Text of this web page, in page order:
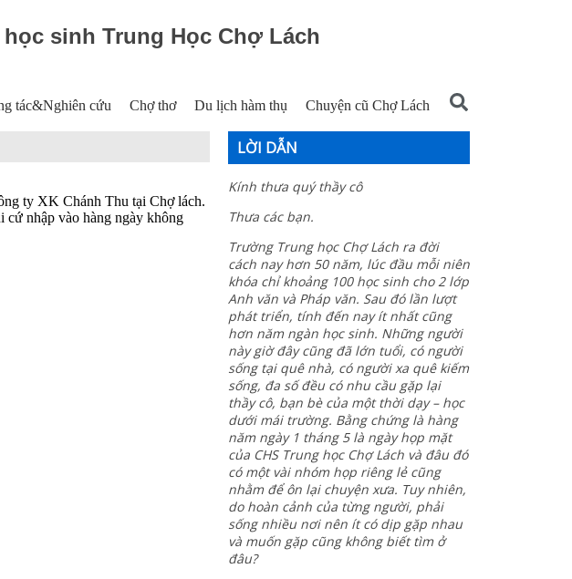
sinh Trung Học Chợ Lách
tác&Nghiên cứu Chợ thơ Du lịch hàm thụ Chuyện cũ Chợ Lách
ty XK Chánh Thu tại Chợ lách.
cứ nhập vào hàng ngày không
LỜI DẪN
Kính thưa quý thầy cô
Thưa các bạn.
Trường Trung học Chợ Lách ra đời
cách nay hơn 50 năm, lúc đầu mỗi niên
khóa chỉ khoảng 100 học sinh cho 2 lớp
Anh văn và Pháp văn. Sau đó lần lượt
phát triển, tính đến nay ít nhất cũng
hơn năm ngàn học sinh. Những người
này giờ đây cũng đã lớn tuổi, có người
sống tại quê nhà, có người xa quê kiếm
sống, đa số đều có nhu cầu gặp lại
thầy cô, bạn bè của một thời dạy – học
dưới mái trường. Bằng chứng là hàng
năm ngày 1 tháng 5 là ngày họp mặt
của CHS Trung học Chợ Lách và đâu đó
có một vài nhóm họp riêng lẻ cũng
nhằm để ôn lại chuyện xưa. Tuy nhiên,
do hoàn cảnh của từng người, phải
sống nhiều nơi nên ít có dịp gặp nhau
và muốn gặp cũng không biết tìm ở
đâu?